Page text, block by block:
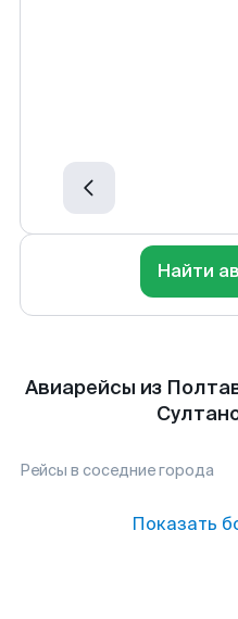
Найти
Авиарейсы из
Рейсы в соседние города
Показать